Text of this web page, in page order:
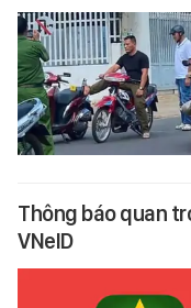
Thông báo quan
VNeID